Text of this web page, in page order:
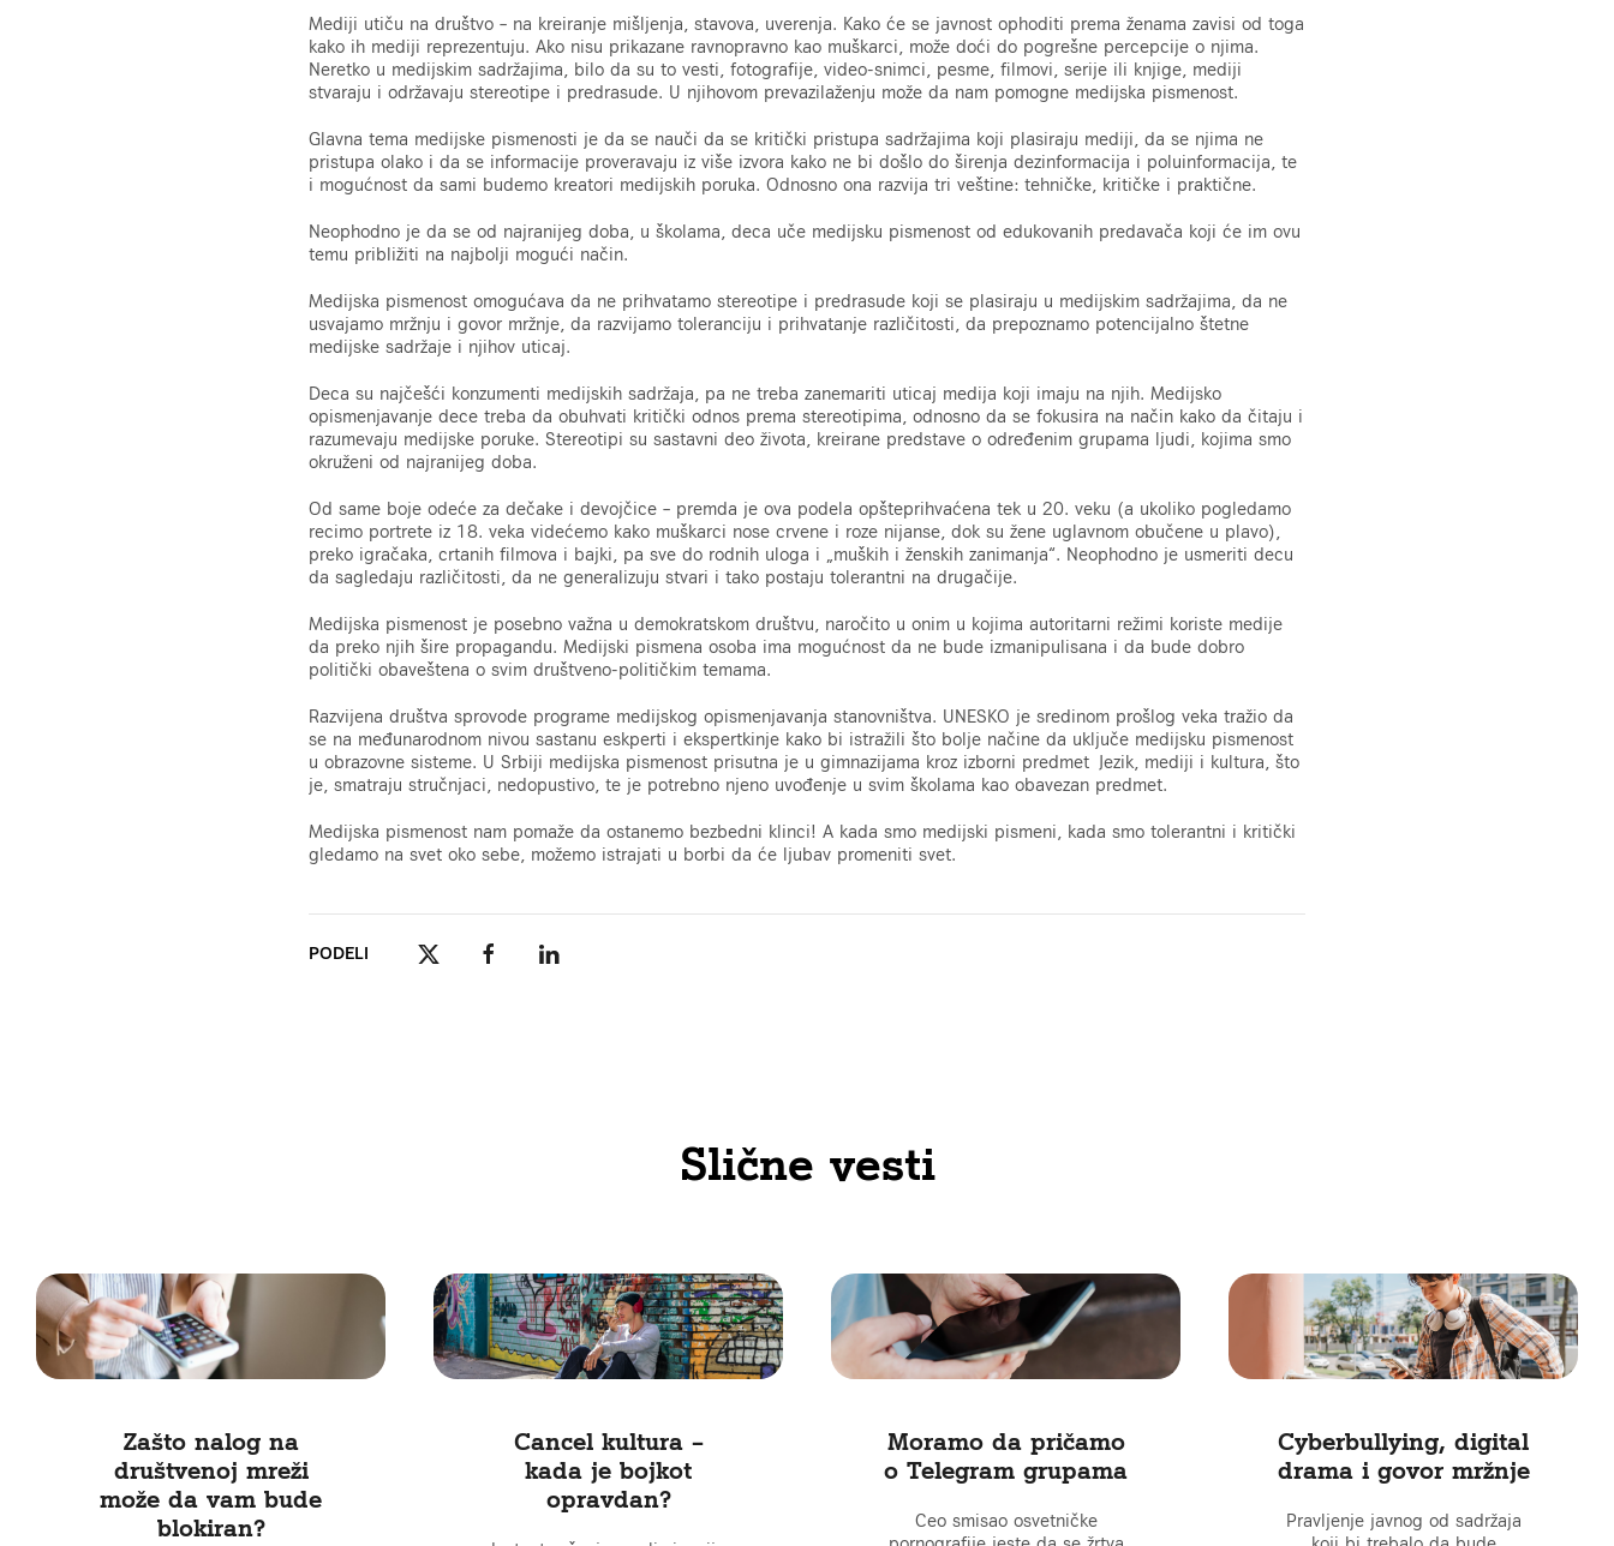
Mediji utiču na društvo – na kreiranje mišljenja, stavova, uverenja. Kako će se javnost ophoditi prema ženama zavisi od toga
kako ih mediji reprezentuju. Ako nisu prikazane ravnopravno kao muškarci, može doći do pogrešne percepcije o njima.
Neretko u medijskim sadržajima, bilo da su to vesti, fotografije, video-snimci, pesme, filmovi, serije ili knjige, mediji
stvaraju i održavaju stereotipe i predrasude. U njihovom prevazilaženju može da nam pomogne medijska pismenost.
Glavna tema medijske pismenosti je da se nauči da se kritički pristupa sadržajima koji plasiraju mediji, da se njima ne
pristupa olako i da se informacije proveravaju iz više izvora kako ne bi došlo do širenja dezinformacija i poluinformacija, te
i mogućnost da sami budemo kreatori medijskih poruka. Odnosno ona razvija tri veštine: tehničke, kritičke i praktične.
Neophodno je da se od najranijeg doba, u školama, deca uče medijsku pismenost od edukovanih predavača koji će im ovu
temu približiti na najbolji mogući način.
Medijska pismenost omogućava da ne prihvatamo stereotipe i predrasude koji se plasiraju u medijskim sadržajima, da ne
usvajamo mržnju i govor mržnje, da razvijamo toleranciju i prihvatanje različitosti, da prepoznamo potencijalno štetne
medijske sadržaje i njihov uticaj.
Deca su najčešći konzumenti medijskih sadržaja, pa ne treba zanemariti uticaj medija koji imaju na njih. Medijsko
opismenjavanje dece treba da obuhvati kritički odnos prema stereotipima, odnosno da se fokusira na način kako da čitaju i
razumevaju medijske poruke. Stereotipi su sastavni deo života, kreirane predstave o određenim grupama ljudi, kojima smo
okruženi od najranijeg doba.
Od same boje odeće za dečake i devojčice – premda je ova podela opšteprihvaćena tek u 20. veku (a ukoliko pogledamo
recimo portrete iz 18. veka videćemo kako muškarci nose crvene i roze nijanse, dok su žene uglavnom obučene u plavo),
preko igračaka, crtanih filmova i bajki, pa sve do rodnih uloga i „muških i ženskih zanimanja“. Neophodno je usmeriti decu
da sagledaju različitosti, da ne generalizuju stvari i tako postaju tolerantni na drugačije.
Medijska pismenost je posebno važna u demokratskom društvu, naročito u onim u kojima autoritarni režimi koriste medije
da preko njih šire propagandu. Medijski pismena osoba ima mogućnost da ne bude izmanipulisana i da bude dobro
politički obaveštena o svim društveno-političkim temama.
Razvijena društva sprovode programe medijskog opismenjavanja stanovništva. UNESKO je sredinom prošlog veka tražio da
se na međunarodnom nivou sastanu eskperti i ekspertkinje kako bi istražili što bolje načine da uključe medijsku pismenost
u obrazovne sisteme. U Srbiji medijska pismenost prisutna je u gimnazijama kroz izborni predmet Jezik, mediji i kultura, što
je, smatraju stručnjaci, nedopustivo, te je potrebno njeno uvođenje u svim školama kao obavezan predmet.
Medijska pismenost nam pomaže da ostanemo bezbedni klinci! A kada smo medijski pismeni, kada smo tolerantni i kritički
gledamo na svet oko sebe, možemo istrajati u borbi da će ljubav promeniti svet.
PODELI
Slične vesti
Zašto nalog na
društvenoj mreži
može da vam bude
blokiran?
Cancel kultura –
kada je bojkot
opravdan?
Moramo da pričamo
o Telegram grupama
Ceo smisao osvetničke
Cyberbullying, digital
drama i govor mržnje
Pravljenje javnog od sadržaja